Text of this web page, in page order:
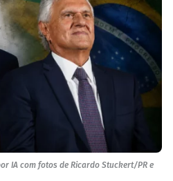
IA com fotos de Ricardo Stuckert/PR e